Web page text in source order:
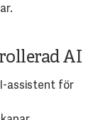
AI
assistent för